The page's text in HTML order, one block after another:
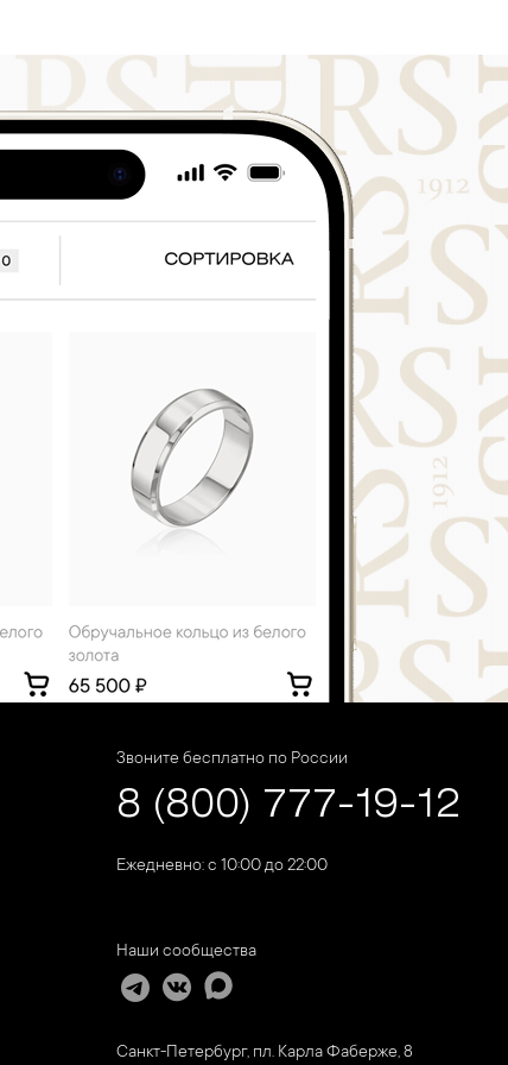
Звоните бесплатно по России
8 (800) 777-19-12
Ежедневно: с 10:00 до 22:00
Наши сообщества
Санкт-Петербург, пл. Карла Фаберже, 8